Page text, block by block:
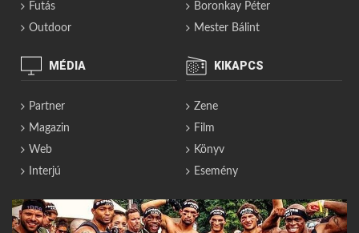
Futás
Outdoor
Boronkay Péter
Mester Bálint
MÉDIA
Partner
Magazin
Web
Interjú
KIKAPCS
Zene
Film
Könyv
Esemény